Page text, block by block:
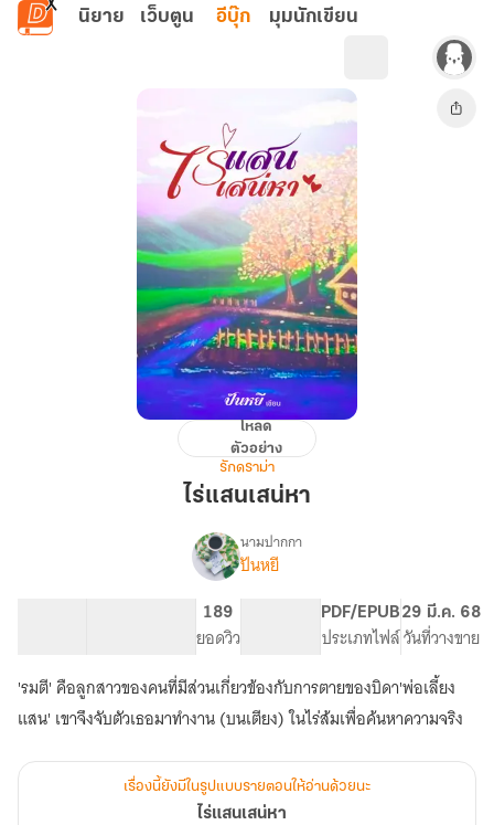
ข้ามไปยังเนื้อหาหลัก
นิยาย เว็บตูน อีบุ๊ก มุมนักเขียน
เสน่หา
โหลด
ตัวอย่าง
รักดราม่า
ไร่แสนเสน่หา
เรื่อง
นามปากกา
ปันหยี
189
ยอดวิว
PDF/EPUB
ประเภทไฟล์
29 มี.ค. 68
วันที่วางขาย
'รมตี' คือลูกสาวของคนที่มีส่วนเกี่ยวข้องกับการตายของบิดา'พ่อเลี้ยง
แสน' เขาจึงจับตัวเธอมาทำงาน (บนเตียง) ในไร่ส้มเพื่อค้นหาความจริง
เรื่องนี้ยังมีในรูปแบบรายตอนให้อ่านด้วยนะ
ไร่แสนเสน่หา